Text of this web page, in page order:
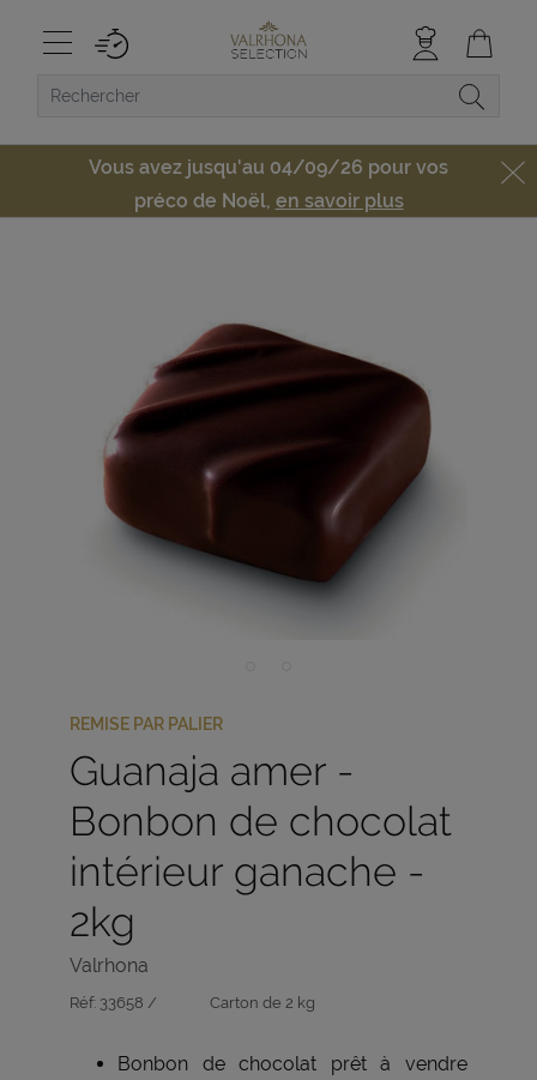
Vous avez jusqu'au 04/09/26 pour vos
préco de Noël, en savoir plus
REMISE PAR PALIER
Guanaja amer -
Bonbon de chocolat
intérieur ganache -
2kg
Valrhona
Réf: 33658 / Carton de 2 kg
Bonbon de chocolat prêt à vendre